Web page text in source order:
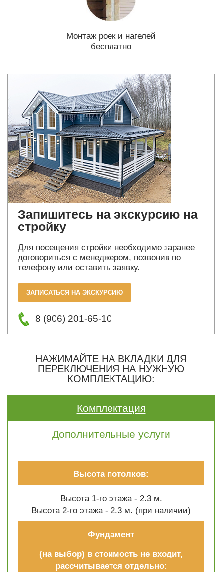
Монтаж роек и нагелей
бесплатно
Запишитесь на экскурсию на
стройку
Для посещения стройки необходимо заранее
договориться с менеджером, позвонив по
телефону или оставить заявку.
ЗАПИСАТЬСЯ НА ЭКСКУРСИЮ
8 (906) 201-65-10
НАЖИМАЙТЕ НА ВКЛАДКИ ДЛЯ
ПЕРЕКЛЮЧЕНИЯ НА НУЖНУЮ
КОМПЛЕКТАЦИЮ:
Комплектация
Дополнительные услуги
Высота потолков:
Высота 1-го этажа - 2.3 м.
Высота 2-го этажа - 2.3 м. (при наличии)
Фундамент
(на выбор) в стоимость не входит,
рассчитывается отдельно: